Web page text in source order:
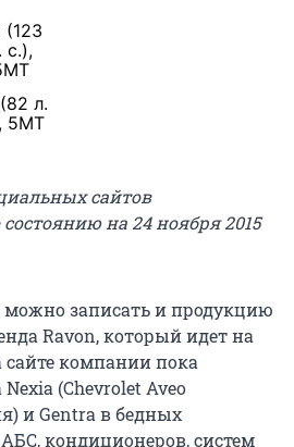
(123
с.),
л.
5МТ
сайтов
на 24 ноября 2015
записать и продукцию
Ravon, который идет на
сайте компании пока
(Chevrolet Aveo
и Gentra в бедных
кондиционеров, систем